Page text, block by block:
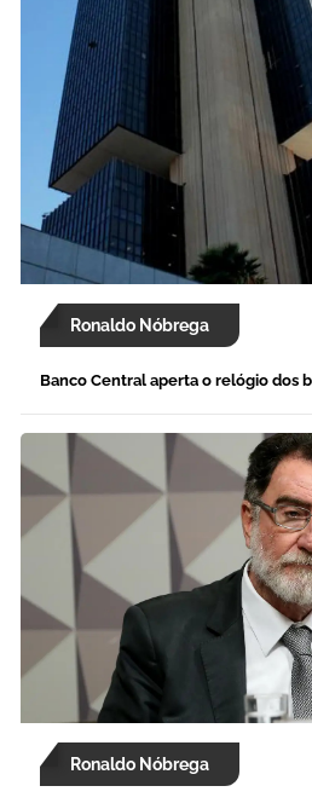
Ronaldo Nóbrega
Banco Central aperta o relógio dos
Ronaldo Nóbrega